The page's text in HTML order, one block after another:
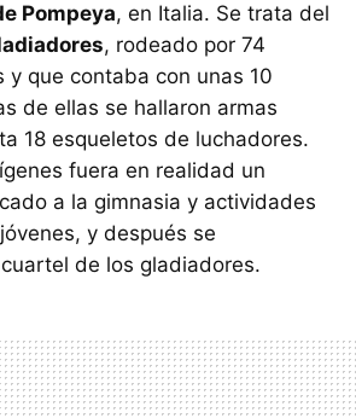
Pompeya, en Italia. Se trata del
, rodeado por 74
y que contaba con unas 10
de ellas se hallaron armas
18 esqueletos de luchadores.
fuera en realidad un
a la gimnasia y actividades
y después se
de los gladiadores.